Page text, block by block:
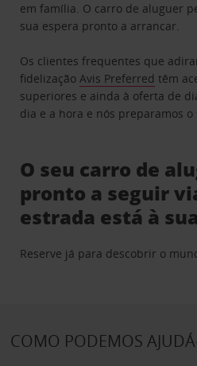
em família. O carro de aluguer
sua espera pronto a arrancar.
Os clientes frequentes que
fidelizaçãoAvis Preferred têm
superiores e ainda à oferta de
dia e a hora e nós preparamos
O seu carro de
pronto a seguir
estrada está à
Reserve já para descobrir o
COMO PODEMOS